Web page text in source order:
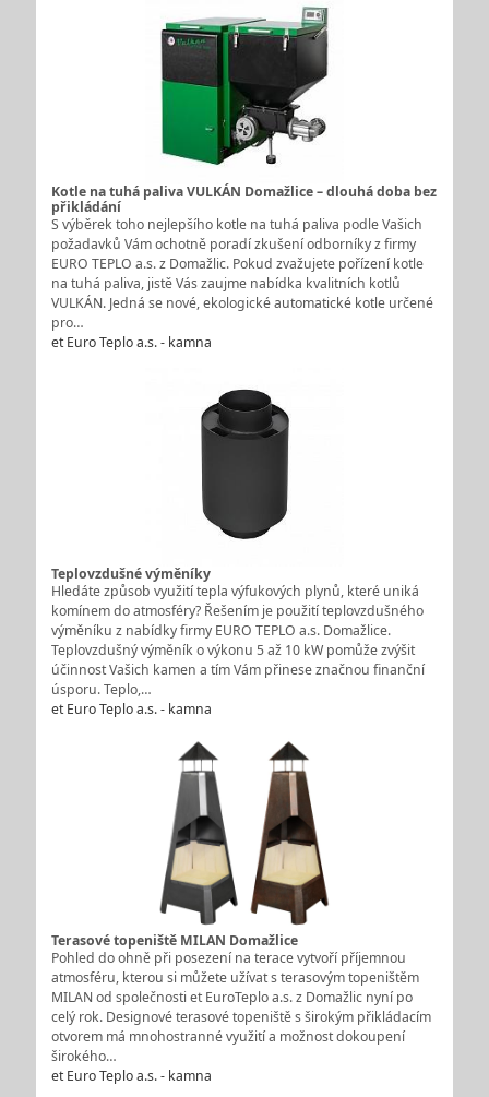
Kotle na tuhá paliva VULKÁN Domažlice – dlouhá doba bez
přikládání
S výběrek toho nejlepšího kotle na tuhá paliva podle Vašich
požadavků Vám ochotně poradí zkušení odborníky z firmy
EURO TEPLO a.s. z Domažlic. Pokud zvažujete pořízení kotle
na tuhá paliva, jistě Vás zaujme nabídka kvalitních kotlů
VULKÁN. Jedná se nové, ekologické automatické kotle určené
pro…
et Euro Teplo a.s. - kamna
Teplovzdušné výměníky
Hledáte způsob využití tepla výfukových plynů, které uniká
komínem do atmosféry? Řešením je použití teplovzdušného
výměníku z nabídky firmy EURO TEPLO a.s. Domažlice.
Teplovzdušný výměník o výkonu 5 až 10 kW pomůže zvýšit
účinnost Vašich kamen a tím Vám přinese značnou finanční
úsporu. Teplo,…
et Euro Teplo a.s. - kamna
Terasové topeniště MILAN Domažlice
Pohled do ohně při posezení na terace vytvoří příjemnou
atmosféru, kterou si můžete užívat s terasovým topeništěm
MILAN od společnosti et EuroTeplo a.s. z Domažlic nyní po
celý rok. Designové terasové topeniště s širokým přikládacím
otvorem má mnohostranné využití a možnost dokoupení
širokého…
et Euro Teplo a.s. - kamna